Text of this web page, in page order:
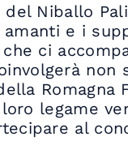
Niballo
e i
ci
legame
al